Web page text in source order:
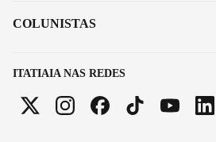
ITATIAIA NAS REDES
COLUNISTAS